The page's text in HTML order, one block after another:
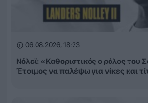
06.08.2026, 18:23
Νόλεϊ: «Καθοριστικός ο ρόλος του
Έτοιμος να παλέψω για νίκες και